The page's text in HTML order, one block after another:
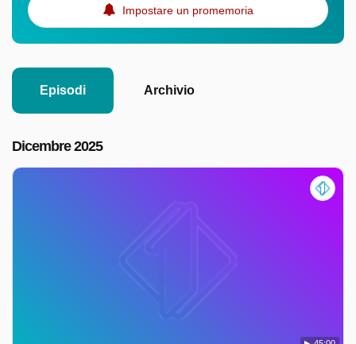
Impostare un promemoria
Episodi Archivio
Dicembre 2025